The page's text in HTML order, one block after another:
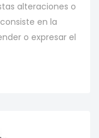
alteraciones o
en la
o expresar el